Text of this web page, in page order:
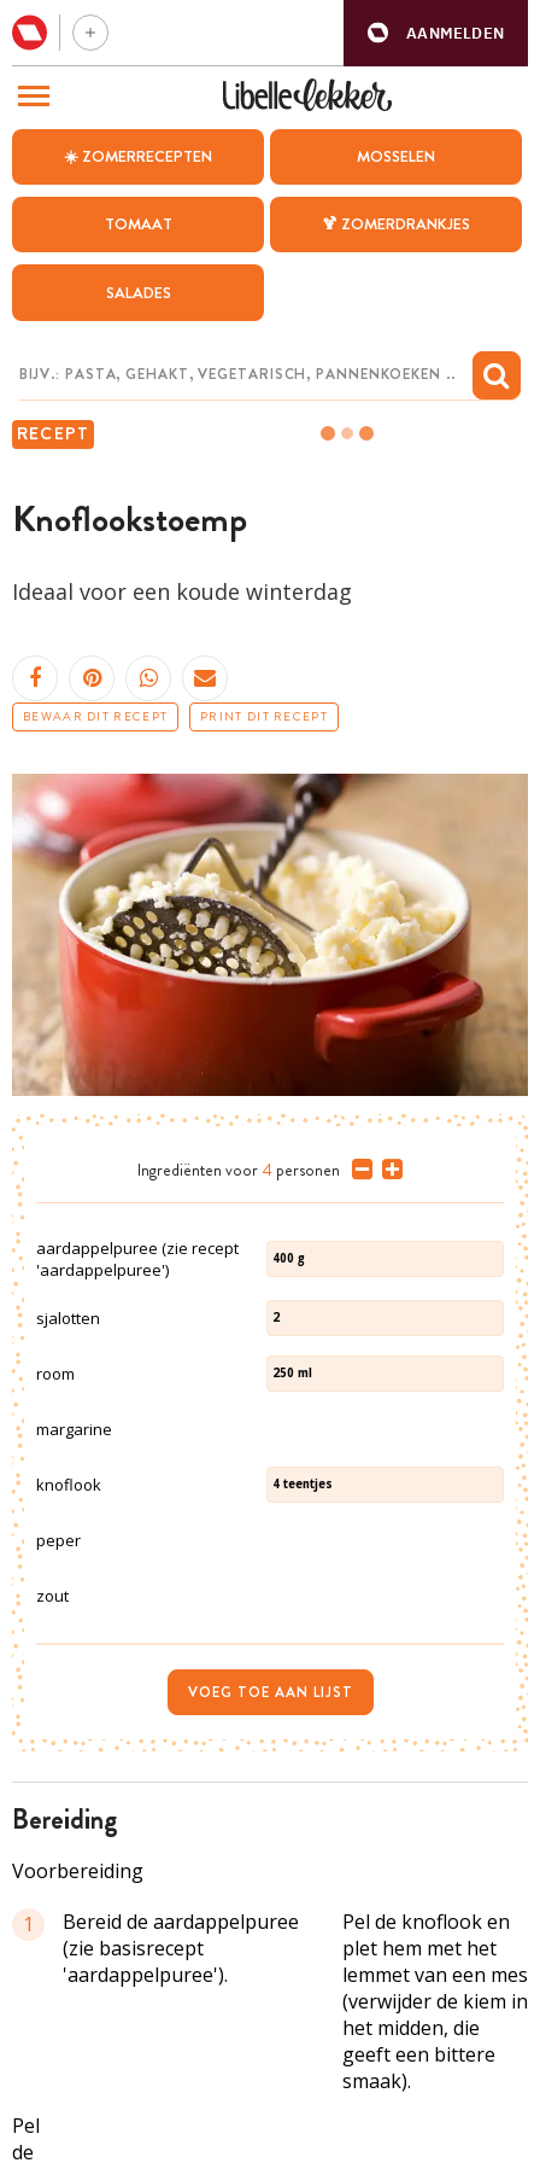
AANMELDEN
☀️ ZOMERRECEPTEN MOSSELEN
TOMAAT 🍹 ZOMERDRANKJES
SALADES
RECEPT
Knoflookstoemp
Ideaal voor een koude winterdag
BEWAAR DIT RECEPT PRINT DIT RECEPT
bereiding
Voorbereiding
1
Bereid de aardappelpuree
(zie basisrecept
'aardappelpuree').
Pel de knoflook en
plet hem met het
lemmet van een mes
(verwijder de kiem in
het midden, die
geeft een bittere
smaak).
Pel
de
Ingrediënten voor 4 personen
aardappelpuree (zie recept
'aardappelpuree')
400 g
sjalotten 2
room 250 ml
margarine
knoflook 4 teentjes
peper
zout
VOEG TOE AAN LIJST
BEZOEK ONZE ANDERE WEBSITES
WEEKMENU
CHAT MET MAIA
MIJN BEWAARDE RECEPTEN